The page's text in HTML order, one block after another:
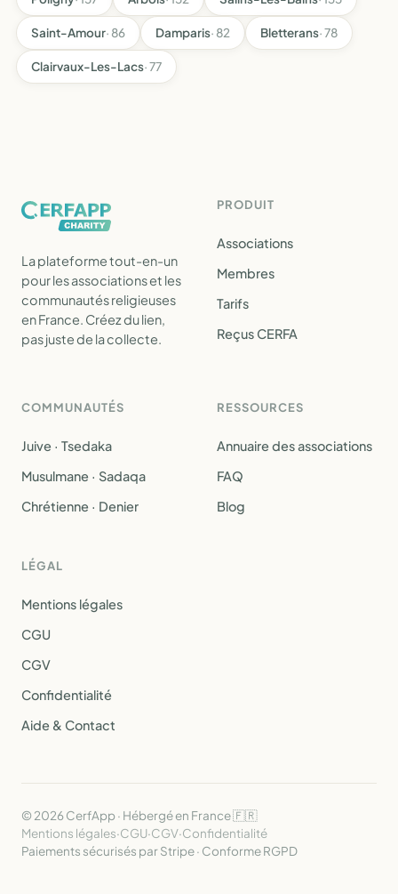
Saint-Amour· 86 Damparis· 82 Bletterans· 78
Clairvaux-Les-Lacs· 77
La plateforme tout-en-un
pour les associations et les
communautés religieuses
en France. Créez du lien,
pas juste de la collecte.
PRODUIT
Associations
Membres
Tarifs
Reçus CERFA
COMMUNAUTÉS
Juive · Tsedaka
Musulmane · Sadaqa
Chrétienne · Denier
RESSOURCES
Annuaire des associations
FAQ
Blog
LÉGAL
Mentions légales
CGU
CGV
Confidentialité
Aide & Contact
© 2026 CerfApp · Hébergé en France 🇫🇷
Mentions légales·CGU·CGV·Confidentialité
Paiements sécurisés par Stripe · Conforme RGPD